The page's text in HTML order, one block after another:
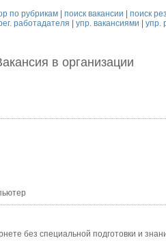
по рубрикам| поиск вакансии
поиск
работадателя |упр. вакансиями |упр.
в организации
без специальной подготовки и